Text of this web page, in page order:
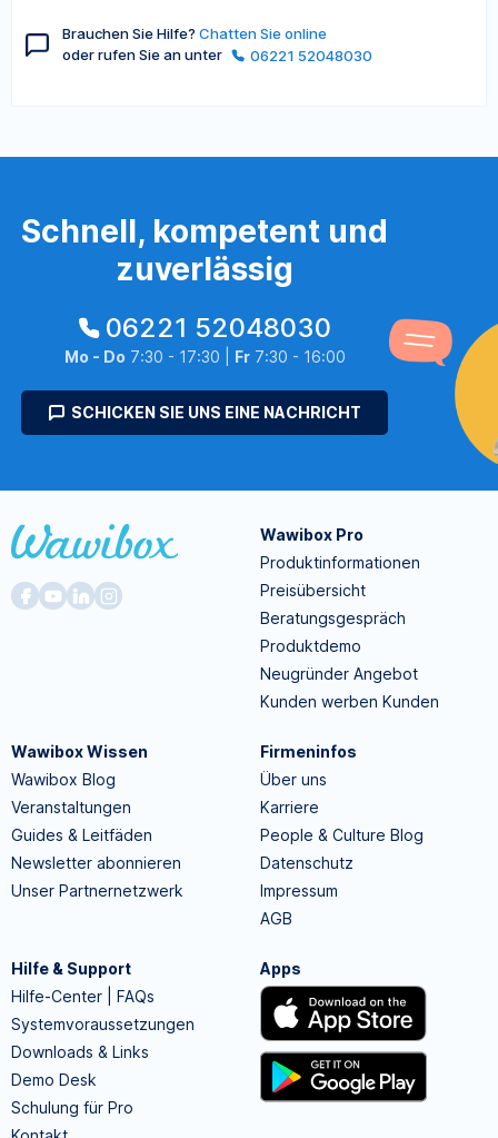
Brauchen Sie Hilfe? Chatten Sie online
oder rufen Sie an unter
06221 52048030
Schnell, kompetent und
zuverlässig
06221 52048030
Mo - Do 7:30 - 17:30 | Fr7:30 - 16:00
SCHICKEN SIE UNS EINE NACHRICHT
Wawibox Pro
Produktinformationen
Preisübersicht
Beratungsgespräch
Produktdemo
Neugründer Angebot
Kunden werben Kunden
Wawibox Wissen
Wawibox Blog
Veranstaltungen
Guides & Leitfäden
Newsletter abonnieren
Unser Partnernetzwerk
Firmeninfos
Über uns
Karriere
People & Culture Blog
Datenschutz
Impressum
AGB
Hilfe & Support
Hilfe-Center | FAQs
Systemvoraussetzungen
Downloads & Links
Demo Desk
Schulung für Pro
Apps